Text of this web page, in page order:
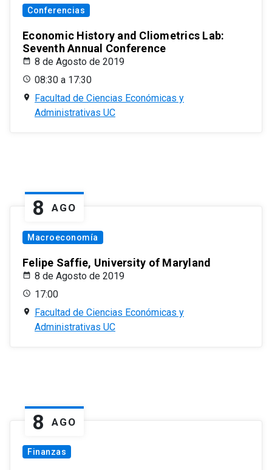
Conferencias
Economic History and Cliometrics Lab:
Seventh Annual Conference
8 de Agosto de 2019
08:30 a 17:30
Facultad de Ciencias Económicas y
Administrativas UC
8 AGO
Macroeconomía
Felipe Saffie, University of Maryland
8 de Agosto de 2019
17:00
Facultad de Ciencias Económicas y
Administrativas UC
8 AGO
Finanzas